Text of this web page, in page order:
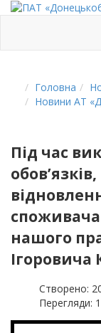
Головна
Новини АТ
Під час
нашого
Ігоровича
Створено:
Перегляди: